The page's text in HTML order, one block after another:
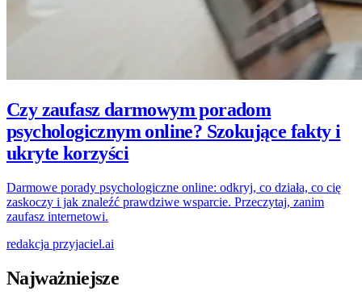
Czy zaufasz darmowym poradom
psychologicznym online? Szokujące fakty i
ukryte korzyści
Darmowe porady psychologiczne online: odkryj, co działa, co cię
zaskoczy i jak znaleźć prawdziwe wsparcie. Przeczytaj, zanim
zaufasz internetowi.
redakcja przyjaciel.ai
Najważniejsze